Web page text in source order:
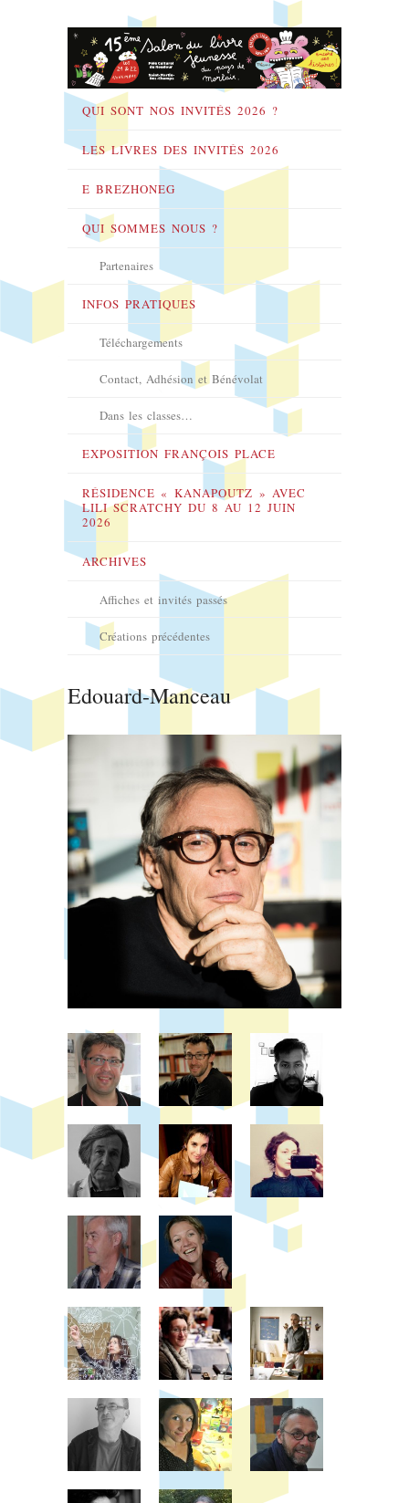
QUI SONT NOS INVITÉS 2026 ?
LES LIVRES DES INVITÉS 2026
E BREZHONEG
QUI SOMMES NOUS ?
Partenaires
INFOS PRATIQUES
Téléchargements
Contact, Adhésion et Bénévolat
Dans les classes…
EXPOSITION FRANÇOIS PLACE
RÉSIDENCE « KANAPOUTZ » AVEC
LILI SCRATCHY DU 8 AU 12 JUIN
2026
ARCHIVES
Affiches et invités passés
Créations précédentes
Edouard-Manceau